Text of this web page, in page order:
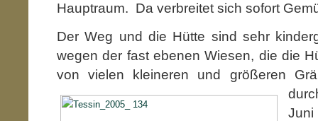
Hauptraum. Da verbreitet sich sofort
Der Weg und die Hütte sind sehr
wegen der fast ebenen Wiesen, die die
von vielen kleineren und größeren